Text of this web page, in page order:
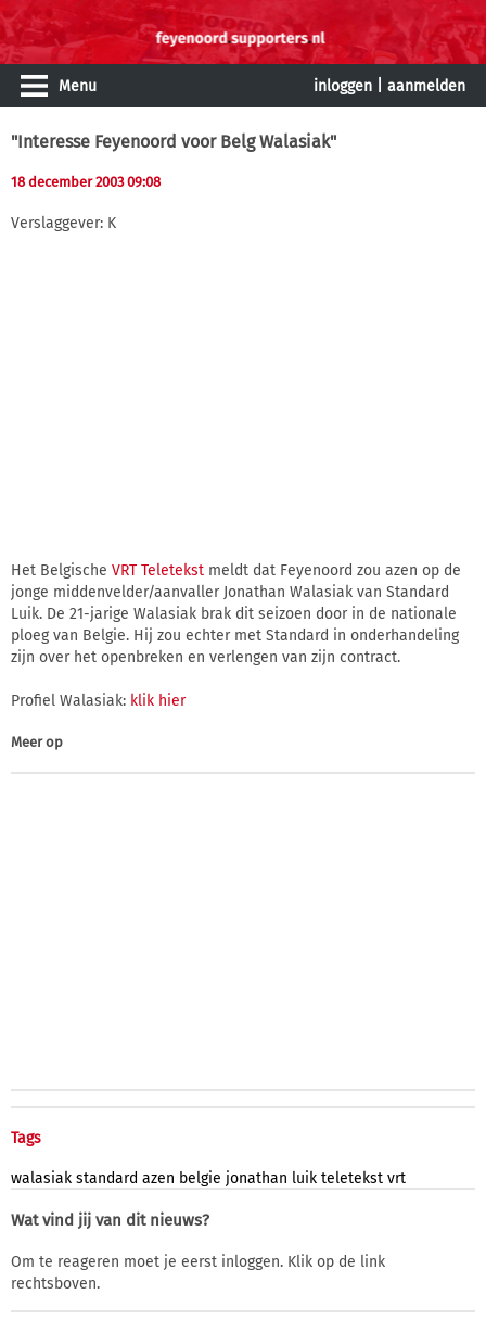
Menu inloggen aanmelden
"Interesse Feyenoord voor Belg Walasiak"
18 december 2003 09:08
Verslaggever: K
Het Belgische VRT Teletekst meldt dat Feyenoord zou azen op de
jonge middenvelder/aanvaller Jonathan Walasiak van Standard
Luik. De 21-jarige Walasiak brak dit seizoen door in de nationale
ploeg van Belgie. Hij zou echter met Standard in onderhandeling
zijn over het openbreken en verlengen van zijn contract.
Profiel Walasiak: klik hier
Meer op
Tags
walasiak standard azen belgie jonathan luik teletekst vrt
Wat vind jij van dit nieuws?
Om te reageren moet je eerst inloggen. Klik op de link
rechtsboven.